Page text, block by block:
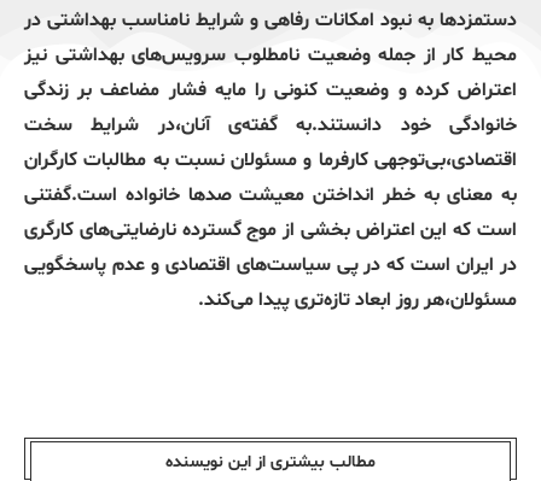
دستمزدها به نبود امکانات رفاهی و شرایط نامناسب بهداشتی در
محیط کار از جمله وضعیت نامطلوب سرویس‌های بهداشتی نیز
اعتراض کرده و وضعیت کنونی را مایه فشار مضاعف بر زندگی
خانوادگی خود دانستند.به گفته‌ی آنان،در شرایط سخت
اقتصادی،بی‌توجهی کارفرما و مسئولان نسبت به مطالبات کارگران
به معنای به خطر انداختن معیشت صدها خانواده است.گفتنی
است که این اعتراض بخشی از موج گسترده نارضایتی‌های کارگری
در ایران است که در پی سیاست‌های اقتصادی و عدم پاسخگویی
مسئولان،هر روز ابعاد تازه‌تری پیدا می‌کند.
مطالب بیشتری از این نویسندە